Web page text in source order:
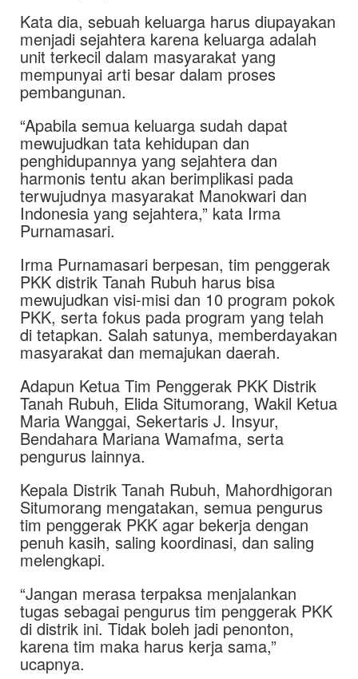
Kata dia, sebuah keluarga harus diupayakan
menjadi sejahtera karena keluarga adalah
unit terkecil dalam masyarakat yang
mempunyai arti besar dalam proses
pembangunan.
“Apabila semua keluarga sudah dapat
mewujudkan tata kehidupan dan
penghidupannya yang sejahtera dan
harmonis tentu akan berimplikasi pada
terwujudnya masyarakat Manokwari dan
Indonesia yang sejahtera,” kata Irma
Purnamasari.
Irma Purnamasari berpesan, tim penggerak
PKK distrik Tanah Rubuh harus bisa
mewujudkan visi-misi dan 10 program pokok
PKK, serta fokus pada program yang telah
di tetapkan. Salah satunya, memberdayakan
masyarakat dan memajukan daerah.
Adapun Ketua Tim Penggerak PKK Distrik
Tanah Rubuh, Elida Situmorang, Wakil Ketua
Maria Wanggai, Sekertaris J. Insyur,
Bendahara Mariana Wamafma, serta
pengurus lainnya.
Kepala Distrik Tanah Rubuh, Mahordhigoran
Situmorang mengatakan, semua pengurus
tim penggerak PKK agar bekerja dengan
penuh kasih, saling koordinasi, dan saling
melengkapi.
“Jangan merasa terpaksa menjalankan
tugas sebagai pengurus tim penggerak PKK
di distrik ini. Tidak boleh jadi penonton,
karena tim maka harus kerja sama,”
ucapnya.